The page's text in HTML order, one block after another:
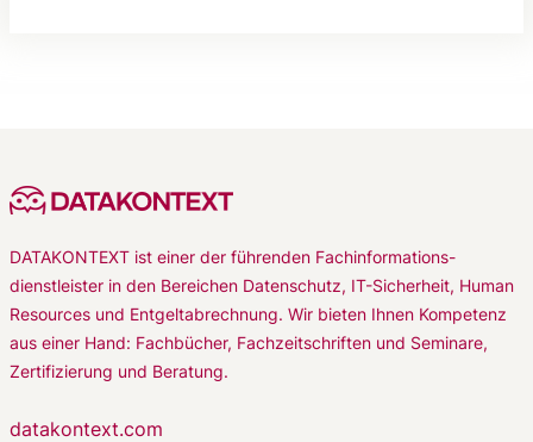
DATAKONTEXT ist einer der führenden Fachinformations-
dienstleister in den Bereichen Datenschutz, IT-Sicherheit, Human
Resources und Entgeltabrechnung. Wir bieten Ihnen Kompetenz
aus einer Hand: Fachbücher, Fachzeitschriften und Seminare,
Zertifizierung und Beratung.
datakontext.com